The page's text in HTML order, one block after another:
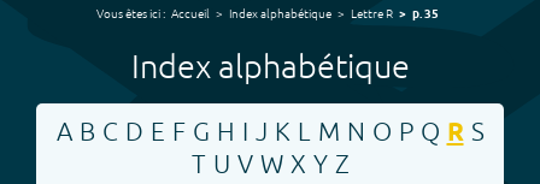
Vous êtes ici : Accueil Index alphabétique LettreR p.35
Index alphabétique
A B C D E F G H I J K L M N O P Q R S
T U V W X Y Z